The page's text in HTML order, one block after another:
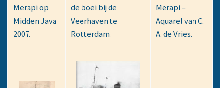
Merapi op
Midden Java
2007.
de boei bij de
Veerhaven te
Rotterdam.
Merapi –
Aquarel van C.
A. de Vries.